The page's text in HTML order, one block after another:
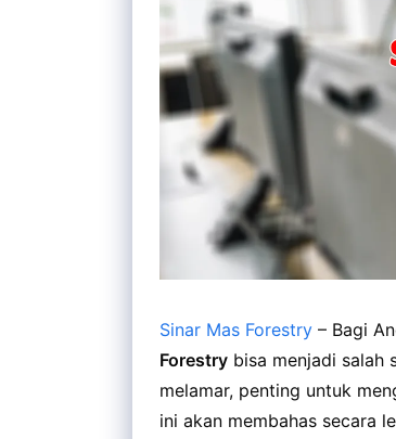
Sinar Mas Forestry – Bagi
Forestry bisa menjadi salah
melamar, penting untuk
ini akan membahas secara